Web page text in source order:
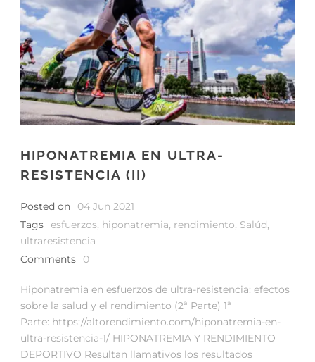
HIPONATREMIA EN ULTRA-
RESISTENCIA (II)
Posted on
04 Jun 2021
Tags esfuerzos, hiponatremia, rendimiento, Salúd,
ultraresistencia
Comments
0
Hiponatremia en esfuerzos de ultra-resistencia: efectos
sobre la salud y el rendimiento (2ª Parte) 1ª
Parte: https://altorendimiento.com/hiponatremia-en-
ultra-resistencia-1/ HIPONATREMIA Y RENDIMIENTO
DEPORTIVO Resultan llamativos los resultados